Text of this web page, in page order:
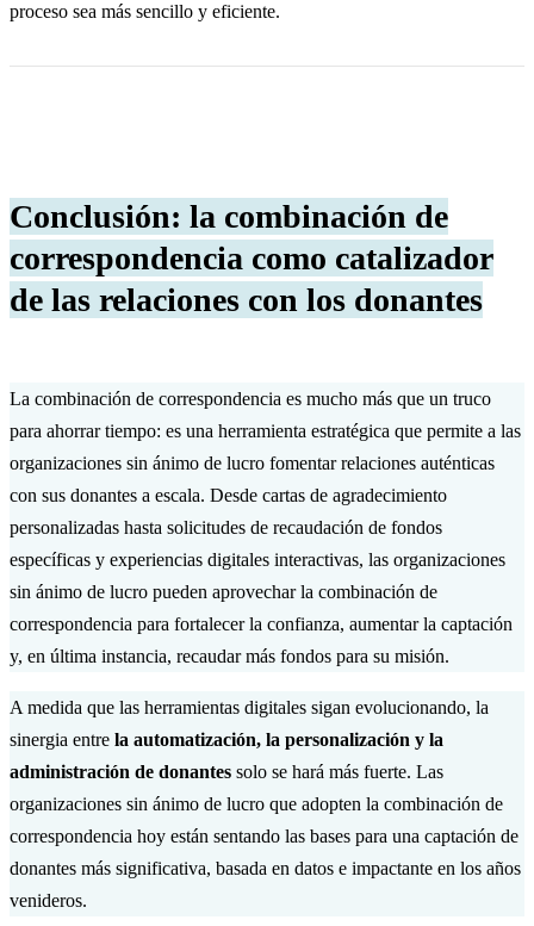
proceso sea más sencillo y eficiente.
Conclusión: la combinación de
correspondencia como catalizador
de las relaciones con los donantes
La combinación de correspondencia es mucho más que un truco
para ahorrar tiempo: es una herramienta estratégica que permite a las
organizaciones sin ánimo de lucro fomentar relaciones auténticas
con sus donantes a escala. Desde cartas de agradecimiento
personalizadas hasta solicitudes de recaudación de fondos
específicas y experiencias digitales interactivas, las organizaciones
sin ánimo de lucro pueden aprovechar la combinación de
correspondencia para fortalecer la confianza, aumentar la captación
y, en última instancia, recaudar más fondos para su misión.
A medida que las herramientas digitales sigan evolucionando, la
sinergia entre la automatización, la personalización y la
administración de donantes solo se hará más fuerte. Las
organizaciones sin ánimo de lucro que adopten la combinación de
correspondencia hoy están sentando las bases para una captación de
donantes más significativa, basada en datos e impactante en los años
venideros.